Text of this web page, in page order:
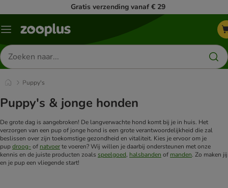
Gratis verzending vanaf € 29
Menu
Zoeken
naar
producten
Puppy's
Puppy's & jonge honden
De grote dag is aangebroken! De langverwachte hond komt bij je in huis. Het
verzorgen van een pup of jonge hond is een grote verantwoordelijkheid die zal
beslissen over zijn toekomstige gezondheid en vitaliteit. Kies je ervoor om je
pupdroog- of natvoerte voeren? Wij willen je daarbij ondersteunen met onze
kennis en de juiste producten zoals speelgoed, halsbanden of manden. Zo maken jij
en je pup een vliegende start!